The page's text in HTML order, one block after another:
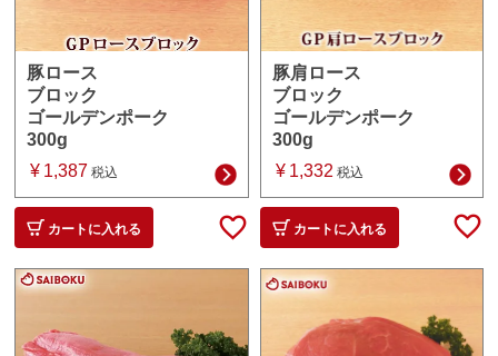
豚ロース
ブロック
ゴールデンポーク
300g
¥ 1,387 税込
カートに入れる
豚肩ロース
ブロック
ゴールデンポーク
300g
¥ 1,332 税込
カートに入れる